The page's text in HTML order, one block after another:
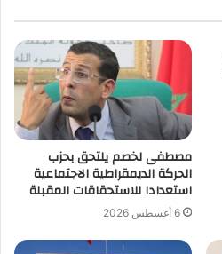
مصطفى لخصم يلتحق بحزب
الحركة الديمقراطية الاجتماعية
استعدادا للاستحقاقات المقبلة
6 أغسطس 2026